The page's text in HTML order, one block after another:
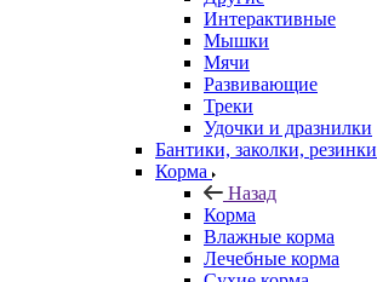
Интерактивные
Мышки
Мячи
Развивающие
Треки
Удочки и дразнилки
Бантики, заколки, резинки
Корма
Назад
Корма
Влажные корма
Лечебные корма